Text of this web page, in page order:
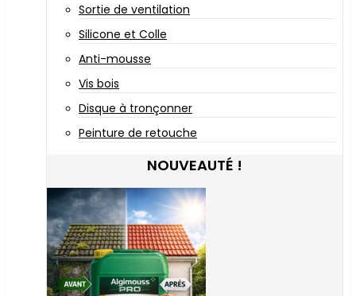
Sortie de ventilation
Silicone et Colle
Anti-mousse
Vis bois
Disque à tronçonner
Peinture de retouche
NOUVEAUTÉ !